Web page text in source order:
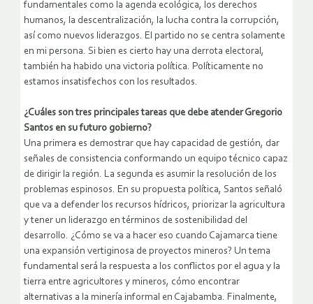
fundamentales como la agenda ecológica, los derechos
humanos, la descentralización, la lucha contra la corrupción,
así como nuevos liderazgos. El partido no se centra solamente
en mi persona. Si bien es cierto hay una derrota electoral,
también ha habido una victoria política. Políticamente no
estamos insatisfechos con los resultados.
¿Cuáles son tres principales tareas que debe atender Gregorio
Santos en su futuro gobierno?
Una primera es demostrar que hay capacidad de gestión, dar
señales de consistencia conformando un equipo técnico capaz
de dirigir la región. La segunda es asumir la resolución de los
problemas espinosos. En su propuesta política, Santos señaló
que va a defender los recursos hídricos, priorizar la agricultura
y tener un liderazgo en términos de sostenibilidad del
desarrollo. ¿Cómo se va a hacer eso cuando Cajamarca tiene
una expansión vertiginosa de proyectos mineros? Un tema
fundamental será la respuesta a los conflictos por el agua y la
tierra entre agricultores y mineros, cómo encontrar
alternativas a la minería informal en Cajabamba. Finalmente,